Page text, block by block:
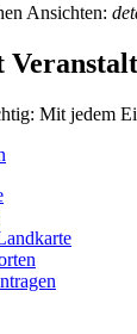
Ansichten:
Mit jedem